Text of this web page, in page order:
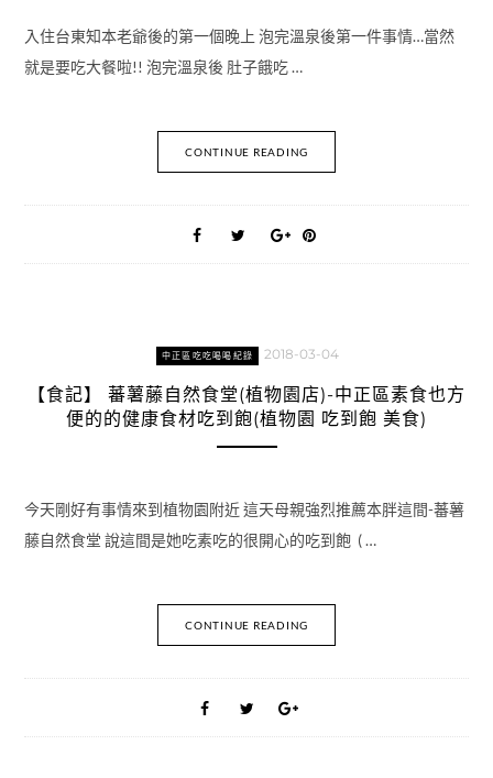
入住台東知本老爺後的第一個晚上 泡完溫泉後第一件事情…當然
就是要吃大餐啦!! 泡完溫泉後 肚子餓吃 …
CONTINUE READING
中正區吃吃喝喝紀錄 2018-03-04
【食記】 蕃薯藤自然食堂(植物園店)-中正區素食也方
便的的健康食材吃到飽(植物園 吃到飽 美食)
今天剛好有事情來到植物園附近 這天母親強烈推薦本胖這間-蕃薯
藤自然食堂 說這間是她吃素吃的很開心的吃到飽 ( …
CONTINUE READING